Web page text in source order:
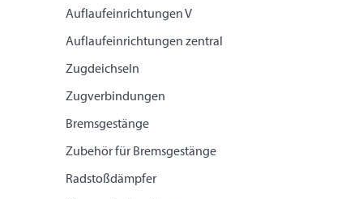
Auflaufeinrichtungen V
Auflaufeinrichtungen zentral
Zugdeichseln
Zugverbindungen
Bremsgestänge
Zubehör für Bremsgestänge
Radstoßdämpfer